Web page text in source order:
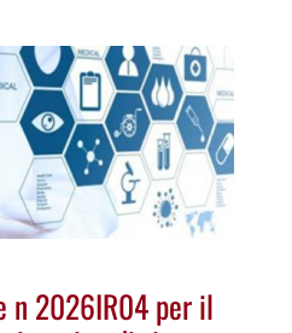
n 2026IR04 per il